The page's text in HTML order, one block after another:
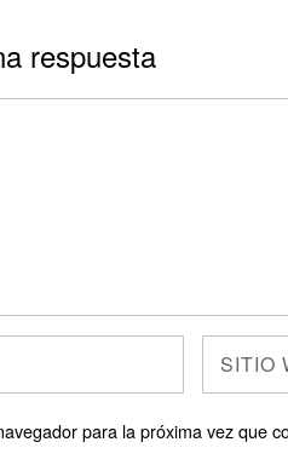
respuesta
para la próxima vez que